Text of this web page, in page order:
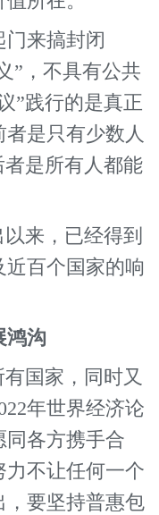
来搞封闭
”，不具有公共
”践行的是真正
是只有少数人
者是所有人都能
来，已经得到
百个国家的响
鸿沟
国家，同时又
年世界经济论
同各方携手合
不让任何一个
，要坚持普惠包